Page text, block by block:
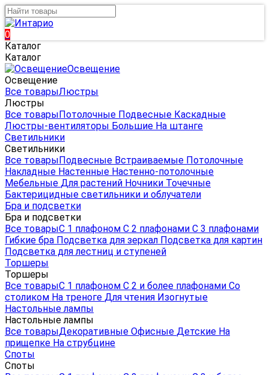
0
Каталог
Каталог
Освещение
Освещение
Все товарыЛюстры
Люстры
Все товарыПотолочные Подвесные Каскадные
Люстры-вентиляторы Большие На штанге
Светильники
Светильники
Все товарыПодвесные Встраиваемые Потолочные
Накладные Настенные Настенно-потолочные
Мебельные Для растений Ночники Точечные
Бактерицидные светильники и облучатели
Бра и подсветки
Бра и подсветки
Все товарыС 1 плафоном С 2 плафонами С 3 плафонами
Гибкие бра Подсветка для зеркал Подсветка для картин
Подсветка для лестниц и ступеней
Торшеры
Торшеры
Все товарыС 1 плафоном С 2 и более плафонами Со
столиком На треноге Для чтения Изогнутые
Настольные лампы
Настольные лампы
Все товарыДекоративные Офисные Детские На
прищепке На струбцине
Споты
Споты